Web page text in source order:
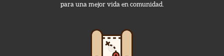
para una mejor vida en comunidad.